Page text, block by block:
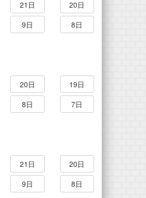
21日
20日
9日
8日
20日
19日
8日
7日
21日
20日
9日
8日